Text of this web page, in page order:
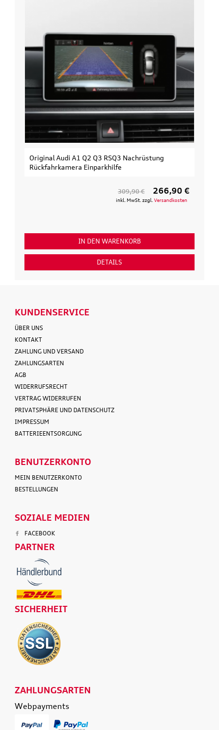
Original Audi A1 Q2 Q3 RSQ3 Nachrüstung
Rückfahrkamera Einparkhilfe
309,90 € 266,90 €
inkl. MwSt. zzgl. Versandkosten
IN DEN WARENKORB
DETAILS
KUNDENSERVICE
ÜBER UNS
KONTAKT
ZAHLUNG UND VERSAND
ZAHLUNGSARTEN
AGB
WIDERRUFSRECHT
VERTRAG WIDERRUFEN
PRIVATSPHÄRE UND DATENSCHUTZ
IMPRESSUM
BATTERIEENTSORGUNG
BENUTZERKONTO
MEIN BENUTZERKONTO
BESTELLUNGEN
SOZIALE MEDIEN
FACEBOOK
PARTNER
SICHERHEIT
ZAHLUNGSARTEN
Webpayments